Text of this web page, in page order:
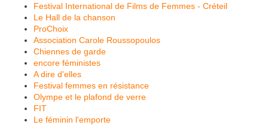
Festival International de Films de Femmes - Créteil
Le Hall de la chanson
ProChoix
Association Carole Roussopoulos
Chiennes de garde
encore féministes
A dire d'elles
Festival femmes en résistance
Olympe et le plafond de verre
FIT
Le féminin l'emporte